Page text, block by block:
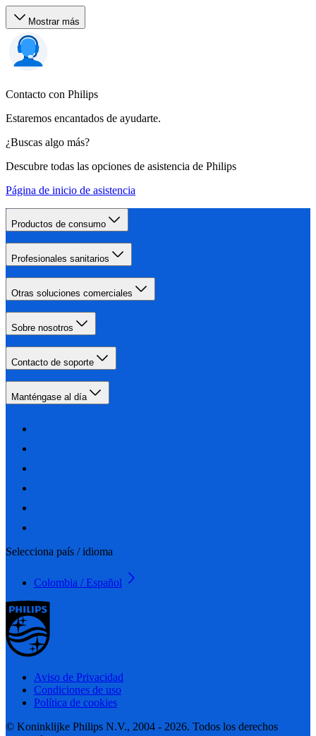
Mostrar más
Contacto con Philips
Estaremos encantados de ayudarte.
¿Buscas algo más?
Descubre todas las opciones de asistencia de Philips
Página de inicio de asistencia
Productos de consumo
Profesionales sanitarios
Otras soluciones comerciales
Sobre nosotros
Contacto de soporte
Manténgase al día
Selecciona país / idioma
Colombia / Español
Aviso de Privacidad
Condiciones de uso
Política de cookies
© Koninklijke Philips N.V., 2004 - 2026. Todos los derechos